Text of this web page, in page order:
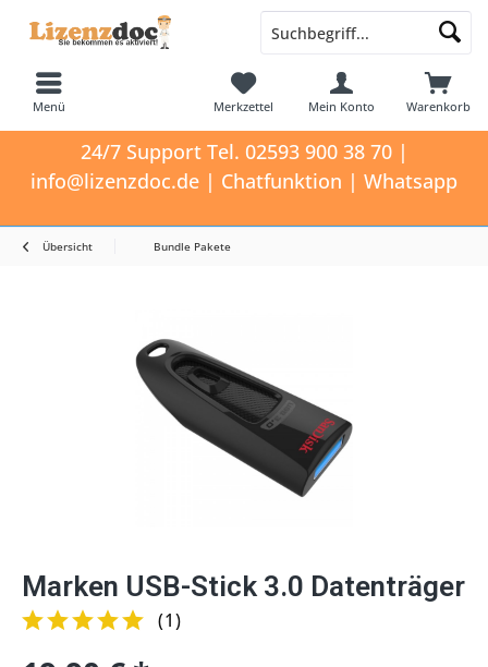
Warenkorb
Merkzettel Mein Konto
Menü
24/7 Support Tel. 02593 900 38 70 |
info@lizenzdoc.de | Chatfunktion | Whatsapp
Übersicht Bundle Pakete
Marken USB-Stick 3.0 Datenträger
(1)